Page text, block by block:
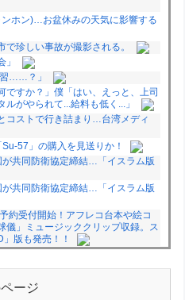
ンホン)…お盆休みの天気に影響する
で珍しい事故が撮影される。
習……？」
ですか？」僕「はい、えっと、上司
がやられて...給料も低く...」
コストで行き詰まり…台湾メディ
57」の購入を見送りか！
共同防衛協定締結…「イスラム版
共同防衛協定締結…「イスラム版
約受付開始！アフレコ台本や絵コ
儀」ミュージッククリップ収録。ス
版も発売！！
抜試験㊲」第242話「遠征選抜試
しばらく固定記事です】
ージ